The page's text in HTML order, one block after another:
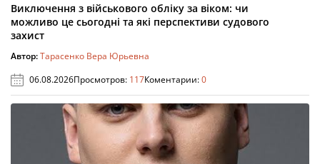
Виключення з військового обліку за віком: чи
можливо це сьогодні та які перспективи судового
захист
Автор:Тарасенко Вера Юрьевна
06.08.2026Просмотров: 117Коментарии:0